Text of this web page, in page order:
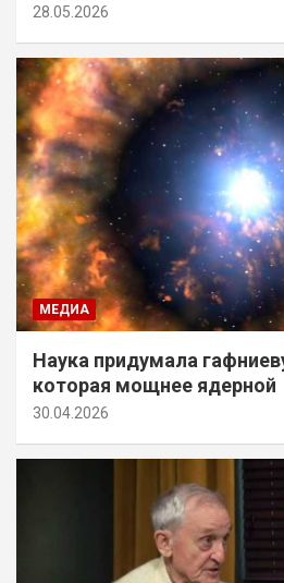
28.05.2026
МЕДИА
Наука придумала
которая мощнее ядерной
30.04.2026